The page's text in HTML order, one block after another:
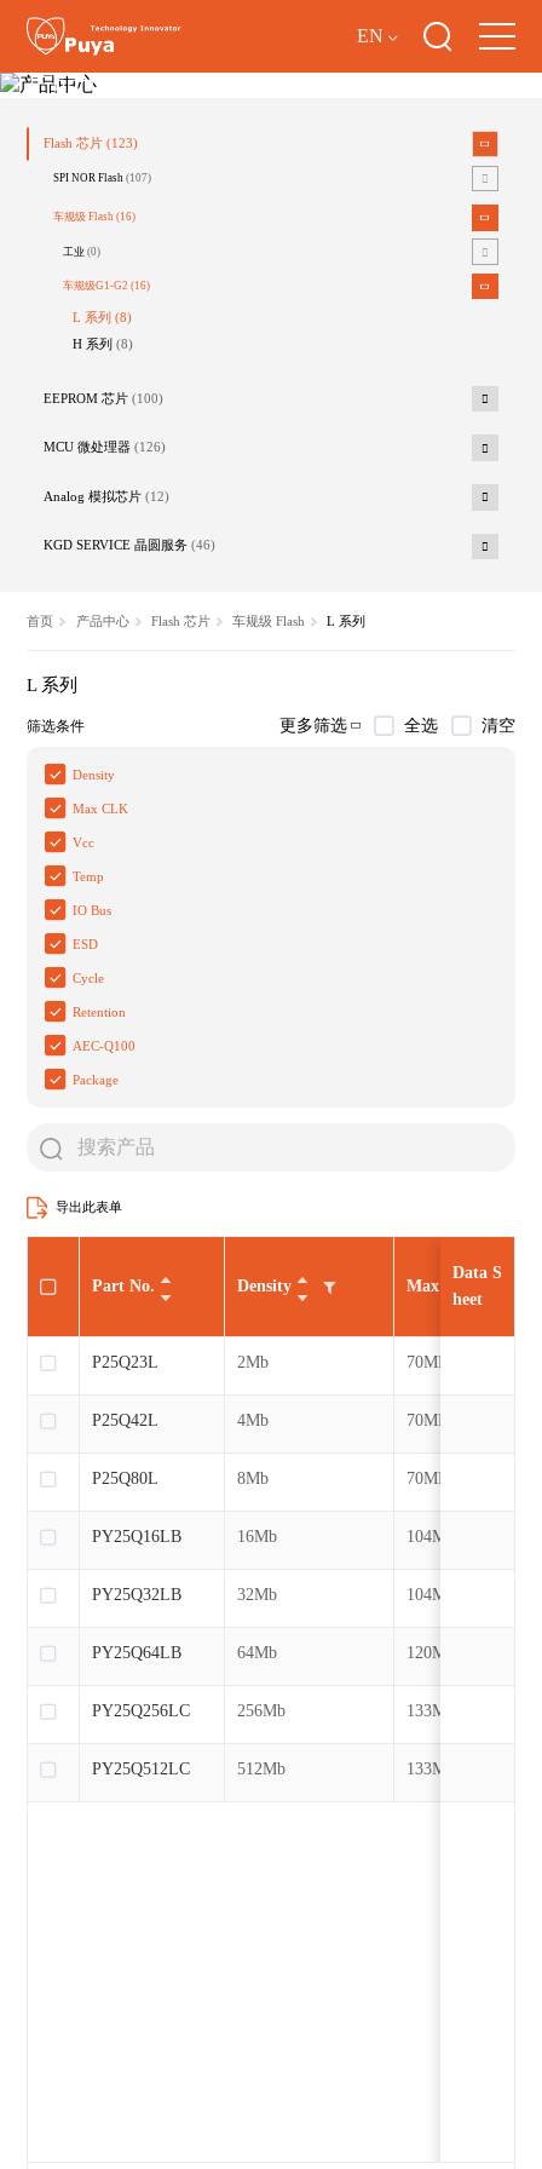
EN
产品中心
Flash 芯片 (123)
SPI NOR Flash(107)
车规级 Flash(16)
工业(0)
车规级G1-G2(16)
L 系列(8)
H 系列(8)
EEPROM 芯片 (100)
MCU 微处理器 (126)
Analog 模拟芯片 (12)
KGD SERVICE 晶圆服务 (46)
首页 产品中心 Flash 芯片 车规级 Flash L 系列
L 系列
筛选条件 更多筛选 全选 清空
Density
Max CLK
Vcc
Temp
IO Bus
ESD
Cycle
Retention
AEC-Q100
Package
导出此表单
Density Max CLK
2Mb 70MHz
4Mb 70MHz
8Mb 70MHz
16Mb 104MHz
32Mb 104MHz
64Mb 120MHz
256Mb 133MHz
512Mb 133MHz
Part No.
P25Q23L
P25Q42L
P25Q80L
PY25Q16LB
PY25Q32LB
PY25Q64LB
PY25Q256LC
PY25Q512LC
Data S
heet